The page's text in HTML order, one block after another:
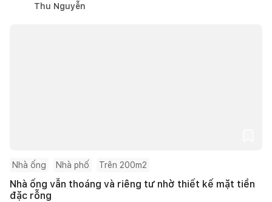
Thu Nguyễn
Nhà ống Nhà phố Trên 200m2
Nhà ống vẫn thoáng và riêng tư nhờ thiết kế mặt tiền
đặc rỗng